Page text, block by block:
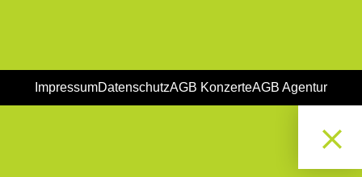
ImpressumDatenschutzAGB KonzerteAGB Agentur